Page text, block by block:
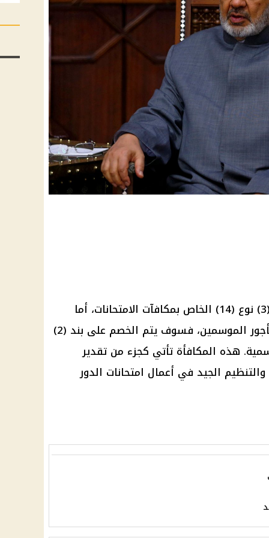
سيتم خصم هذه المكافأة من بند (3) نوع (14) الخاص بمكافآت الامتحانات، أما
المتعاقدون على بند 3/2 المرتبط بأجور الموسمين، فسوف يتم الخصم على بند (2)
هذه المكافأة تأتي كجزء من تقدير
الجيد في أعمال امتحانات الدور